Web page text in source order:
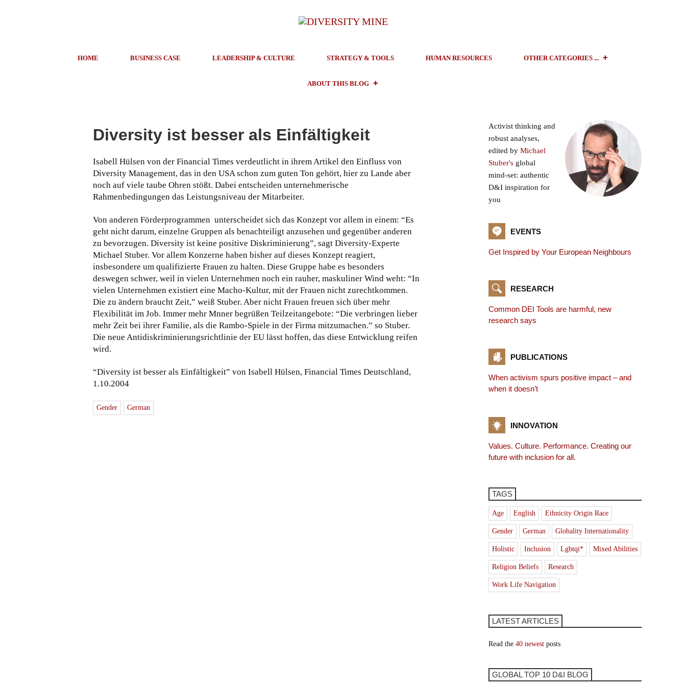
HOME BUSINESS CASE LEADERSHIP & CULTURE STRATEGY & TOOLS HUMAN RESOURCES OTHER CATEGORIES ...
ABOUT THIS BLOG
Diversity ist besser als Einfältigkeit
Isabell Hülsen von der Financial Times verdeutlicht in ihrem Artikel den Einfluss von
Diversity Management, das in den USA schon zum guten Ton gehört, hier zu Lande aber
noch auf viele taube Ohren stößt. Dabei entscheiden unternehmerische
Rahmenbedingungen das Leistungsniveau der Mitarbeiter.
Von anderen Förderprogrammen unterscheidet sich das Konzept vor allem in einem: “Es
geht nicht darum, einzelne Gruppen als benachteiligt anzusehen und gegenüber anderen
zu bevorzugen. Diversity ist keine positive Diskriminierung”, sagt Diversity-Experte
Michael Stuber. Vor allem Konzerne haben bisher auf dieses Konzept reagiert,
insbesondere um qualifizierte Frauen zu halten. Diese Gruppe habe es besonders
deswegen schwer, weil in vielen Unternehmen noch ein rauher, maskuliner Wind weht: “In
vielen Unternehmen existiert eine Macho-Kultur, mit der Frauen nicht zurechtkommen.
Die zu ändern braucht Zeit,” weiß Stuber. Aber nicht Frauen freuen sich über mehr
Flexibilität im Job. Immer mehr Mnner begrüßen Teilzeitangebote: “Die verbringen lieber
mehr Zeit bei ihrer Familie, als die Rambo-Spiele in der Firma mitzumachen.” so Stuber.
Die neue Antidiskriminierungsrichtlinie der EU lässt hoffen, das diese Entwicklung reifen
wird.
“Diversity ist besser als Einfältigkeit” von Isabell Hülsen, Financial Times Deutschland,
1.10.2004
Gender German
Activist thinking and
robust analyses,
edited by Michael
Stuber's global
mind-set: authentic
D&I inspiration for
you
EVENTS
Get Inspired by Your European Neighbours
RESEARCH
Common DEI Tools are harmful, new
research says
PUBLICATIONS
When activism spurs positive impact – and
when it doesn’t
INNOVATION
Values. Culture. Performance. Creating our
future with inclusion for all.
TAGS
Age English Ethnicity Origin Race
Gender German Globality Internationality
Holistic Inclusion Lgbtqi* Mixed Abilities
Religion Beliefs Research
Work Life Navigation
LATEST ARTICLES
Read the 40 newest posts
GLOBAL TOP 10 D&I BLOG